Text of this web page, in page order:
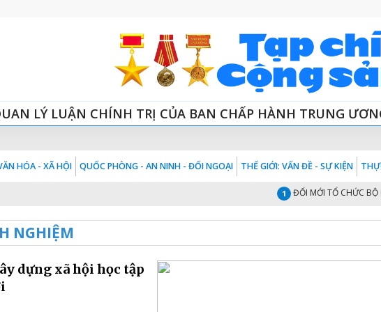
LÝ LUẬN CHÍNH TRỊ CỦA BAN CHẤP HÀNH TRUNG
HÓA - XÃ HỘI QUỐC PHÒNG - AN NINH - ĐỐI NGOẠI THẾ GIỚI: VẤN ĐỀ - SỰ KIỆN
ĐỔI MỚI TỔ CHỨC BỘ
NGHIỆM
dựng xã hội học tập